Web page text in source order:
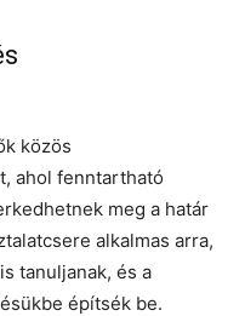
közös
ahol fenntartható
meg a határ
alkalmas arra,
tanuljanak, és a
építsék be.